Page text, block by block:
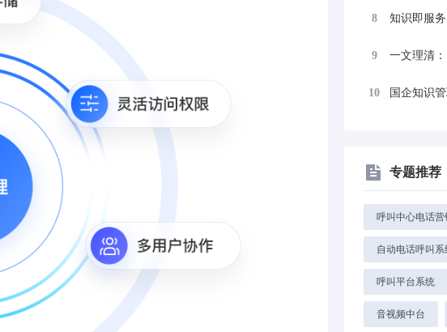
8 知识即服务
9 一文理清：智
10 国企知识管理
专题推荐
呼叫中心电话营
自动电话呼叫系
呼叫平台系统
音视频中台